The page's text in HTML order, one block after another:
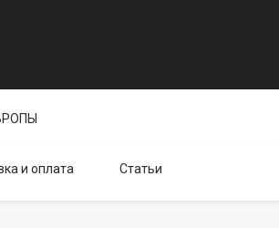
и оплата Статьи